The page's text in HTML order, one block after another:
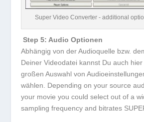
Super Video Converter - additional
Step 5: Audio Optionen
Abhängig von der Audioquelle bzw.
Deiner Videodatei kannst Du auch
großen Auswahl von
wählen. Depending on your source
your movie you could select out of a
sampling frequency and bitrates